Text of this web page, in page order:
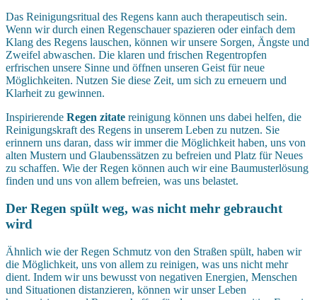
Das Reinigungsritual des Regens kann auch therapeutisch sein.
Wenn wir durch einen Regenschauer spazieren oder einfach dem
Klang des Regens lauschen, können wir unsere Sorgen, Ängste und
Zweifel abwaschen. Die klaren und frischen Regentropfen
erfrischen unsere Sinne und öffnen unseren Geist für neue
Möglichkeiten. Nutzen Sie diese Zeit, um sich zu erneuern und
Klarheit zu gewinnen.
Inspirierende Regen zitate reinigung können uns dabei helfen, die
Reinigungskraft des Regens in unserem Leben zu nutzen. Sie
erinnern uns daran, dass wir immer die Möglichkeit haben, uns von
alten Mustern und Glaubenssätzen zu befreien und Platz für Neues
zu schaffen. Wie der Regen können auch wir eine Baumusterlösung
finden und uns von allem befreien, was uns belastet.
Der Regen spült weg, was nicht mehr gebraucht
wird
Ähnlich wie der Regen Schmutz von den Straßen spült, haben wir
die Möglichkeit, uns von allem zu reinigen, was uns nicht mehr
dient. Indem wir uns bewusst von negativen Energien, Menschen
und Situationen distanzieren, können wir unser Leben